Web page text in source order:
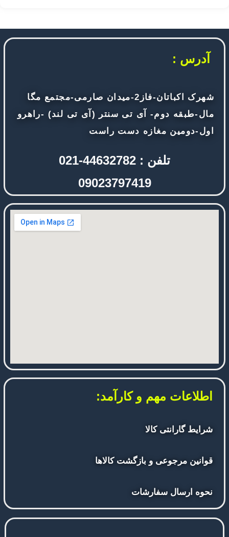
آدرس :
شهرک اکباتان-فاز2-میدان صارمی-مجتمع مگا
مال-طبقه دوم- آی تی سنتر (آی تی لند) -راهرو
اول-دومین مغازه دست راست
تلفن : 44632782-021
09023797419
اطلاعات مهم و کارآمد:
شرایط گارانتی کالا
قوانین مرجوعی و بازگشت کالاها
نحوه ارسال سفارشات